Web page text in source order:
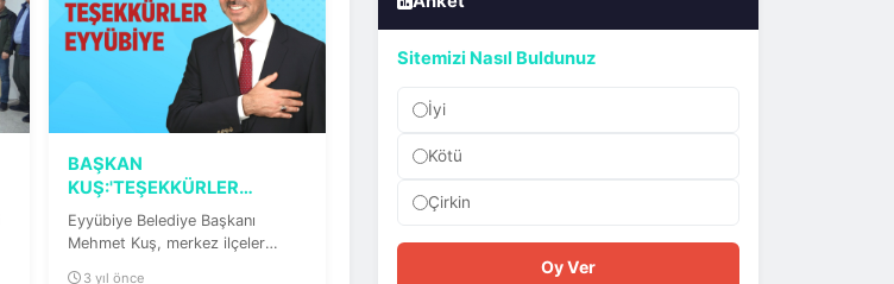
BAŞKAN
KUŞ:'TEŞEKKÜRLER
EYYÜBİYE'
Eyyübiye Belediye Başkanı
Mehmet Kuş, merkez ilçeler
3 yıl önce
Sitemizi Nasıl Buldunuz
İyi
Kötü
Çirkin
Oy Ver